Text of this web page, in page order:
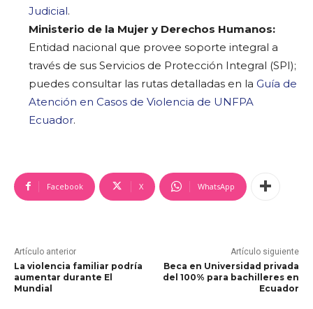
Judicial.
Ministerio de la Mujer y Derechos Humanos:
Entidad nacional que provee soporte integral a
través de sus Servicios de Protección Integral (SPI);
puedes consultar las rutas detalladas en la Guía de
Atención en Casos de Violencia de UNFPA
Ecuador.
Facebook X WhatsApp
Artículo anterior
La violencia familiar podría
aumentar durante El
Mundial
Artículo siguiente
Beca en Universidad privada
del 100% para bachilleres en
Ecuador